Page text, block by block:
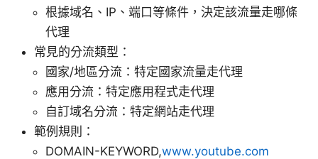
根據域名、IP、端口等條件，決定該流量走哪條
代理
常見的分流類型：
國家/地區分流：特定國家流量走代理
應用分流：特定應用程式走代理
自訂域名分流：特定網站走代理
範例規則：
DOMAIN-KEYWORD,www.youtube.com